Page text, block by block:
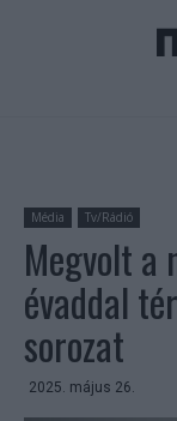
Média Tv/Rádió
Megvolt a
évaddal
sorozat
2025. május 26.